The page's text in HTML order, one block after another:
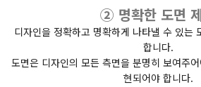
② 명확한 도면
디자인을 정확하고 명확하게 나타낼 수 있는
합니다.
도면은 디자인의 모든 측면을 분명히 보여주
현되어야 합니다.